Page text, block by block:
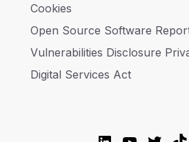
Cookies
Open Source Software
Vulnerabilities Disclosure
Digital Services Act